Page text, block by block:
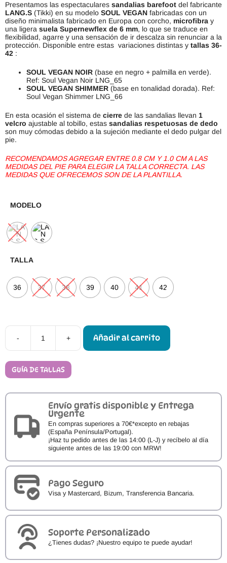
Presentamos las espectaculares sandalias barefoot del fabricante
LANG.S (Tikki) en su modelo SOUL VEGAN fabricadas con un
diseño minimalista fabricado en Europa con corcho, microfibra y
una ligera suela Supernewflex de 6 mm, lo que se traduce en
flexibilidad, agarre y una sensación de ir descalza sin renunciar a la
protección. Disponible entre estas variaciones distintas y tallas 36-
42 :
SOUL VEGAN NOIR (base en negro + palmilla en verde).
Ref: Soul Vegan Noir LNG_65
SOUL VEGAN SHIMMER (base en tonalidad dorada). Ref:
Soul Vegan Shimmer LNG_66
En esta ocasión el sistema de cierre de las sandalias llevan 1
velcro ajustable al tobillo, estas sandalias respetuosas de dedo
son muy cómodas debido a la sujeción mediante el dedo pulgar del
pie.
RECOMENDAMOS AGREGAR ENTRE 0.8 CM Y 1.0 CM A LAS
MEDIDAS DEL PIE PARA ELEGIR LA TALLA CORRECTA. LAS
MEDIDAS QUE OFRECEMOS SON DE LA PLANTILLA.
MODELO
TALLA
36 37 38 39 40 41 42
-
Sandalias
Barefoot
+ Añadir al carrito
GUÍA DE TALLAS
Envío gratis disponible y Entrega
Urgente
En compras superiores a 70€*excepto en rebajas
(España Península/Portugal).
¡Haz tu pedido antes de las 14:00 (L-J) y recíbelo al día
siguiente antes de las 19:00 con MRW!
Pago Seguro
Visa y Mastercard, Bizum, Transferencia Bancaria.
Soporte Personalizado
¿Tienes dudas? ¡Nuestro equipo te puede ayudar!